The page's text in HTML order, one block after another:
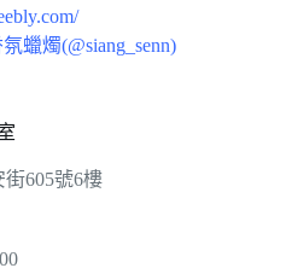
蠟燭(@siang_senn)
605號6樓